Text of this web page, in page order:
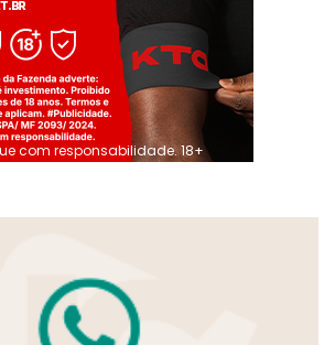
com responsabilidade. 18+